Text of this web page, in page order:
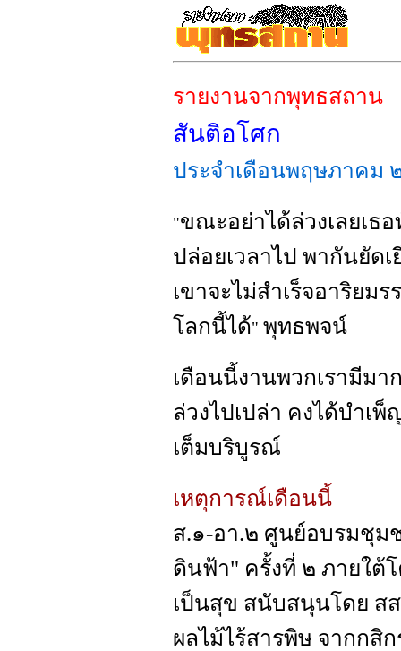
รายงานจากพุทธสถาน
สันติอโศก
ประจำเดือนพฤษภาคม
"ขณะอย่าได้ล่วงเลยเธ
ปล่อยเวลาไป พากันยัด
เขาจะไม่สำเร็จอาริยม
โลกนี้ได้" พุทธพจน์
เดือนนี้งานพวกเรามีม
ล่วงไปเปล่า คงได้บำเ
เต็มบริบูรณ์
เหตุการณ์เดือนนี้
ส.๑-อา.๒ ศูนย์อบรมชุม
ดินฟ้า" ครั้งที่ ๒ ภายใต้
เป็นสุข สนับสนุนโดย ส
ผลไม้ไร้สารพิษ จากกสิ